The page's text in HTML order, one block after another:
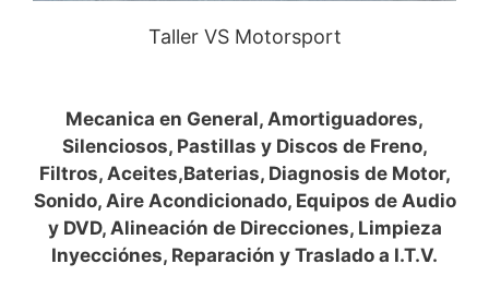
Taller VS Motorsport
Mecanica en General, Amortiguadores,
Silenciosos, Pastillas y Discos de Freno,
Filtros, Aceites,Baterias, Diagnosis de Motor,
Sonido, Aire Acondicionado, Equipos de Audio
y DVD, Alineación de Direcciones, Limpieza
Inyecciónes, Reparación y Traslado a I.T.V.